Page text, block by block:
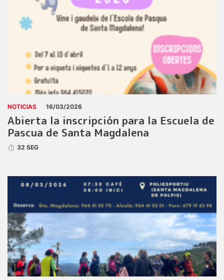
NOTICIAS 16/03/2026
Abierta la inscripción para la Escuela de
Pascua de Santa Magdalena
32 SEG